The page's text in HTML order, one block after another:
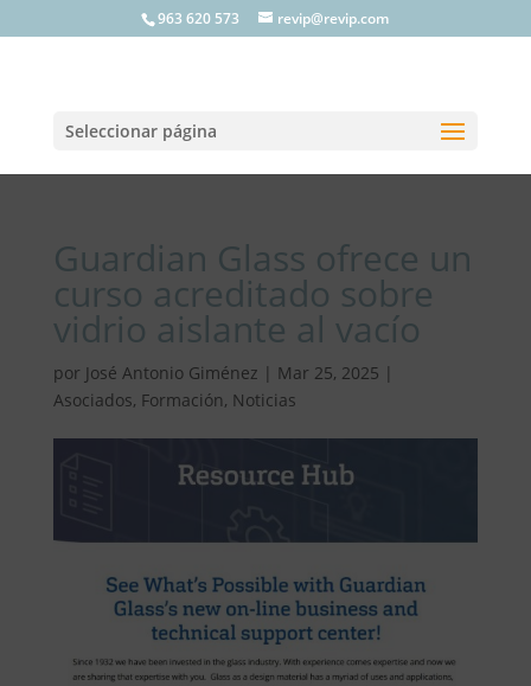
963 620 573 revip@revip.com
Seleccionar página
Guardian Glass ofrece un
curso acreditado sobre
vidrio aislante al vacío
por José Antonio Giménez | Mar 25, 2025 |
Asociados, Formación, Noticias